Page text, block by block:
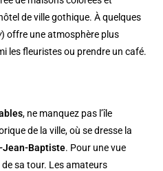
de ville gothique. À quelques
) offre une atmosphère plus
les fleuristes ou prendre un café.
, ne manquez pas l’île
de la ville, où se dresse la
Jean-Baptiste. Pour une vue
sa tour. Les amateurs